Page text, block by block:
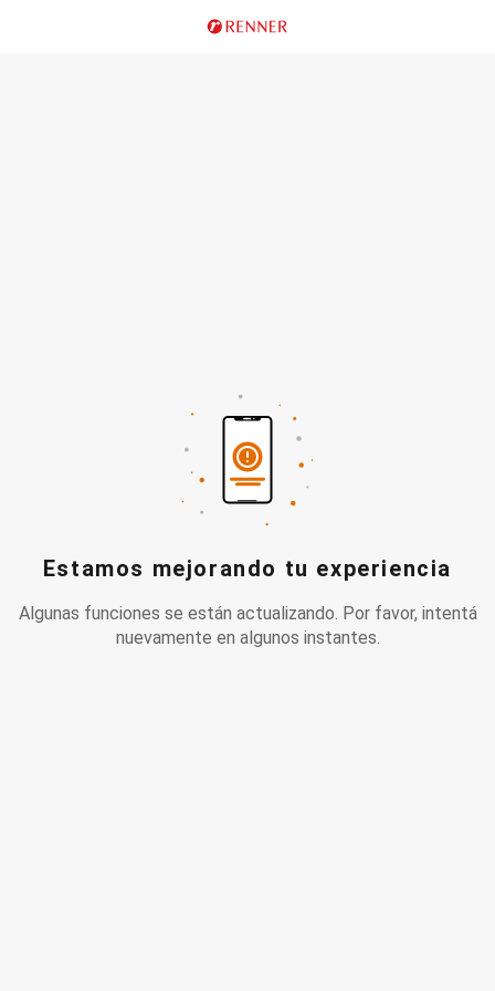
Estamos mejorando tu experiencia
Algunas funciones se están actualizando. Por favor, intentá
nuevamente en algunos instantes.